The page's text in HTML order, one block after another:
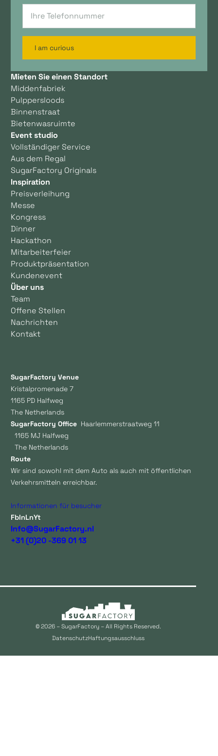
I am curious
Mieten Sie einen Standort
Middenfabriek
Pulppersloods
Binnenstraat
Bietenwasruimte
Event studio
Vollständiger Service
Aus dem Regal
SugarFactory Originals
Inspiration
Preisverleihung
Messe
Kongress
Dinner
Hackathon
Mitarbeiterfeier
Produktpräsentation
Kundenevent
Über uns
Team
Offene Stellen
Nachrichten
Kontakt
SugarFactory Venue
Kristalpromenade 7
1165 PD Halfweg
The Netherlands
SugarFactory Office Haarlemmerstraatweg 11
1165 MJ Halfweg
The Netherlands
Route
Wir sind sowohl mit dem Auto als auch mit öffentlichen
Verkehrsmitteln erreichbar.
Informationen für besucher
FbInLnYt
Info@SugarFactory.nl
+31 (0)20 -369 01 13
© 2026 – SugarFactory – All Rights Reserved.
DatenschutzHaftungsausschluss